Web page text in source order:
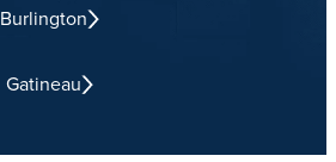
Burlington
Gatineau